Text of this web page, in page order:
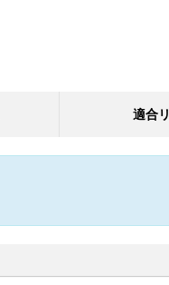
適合